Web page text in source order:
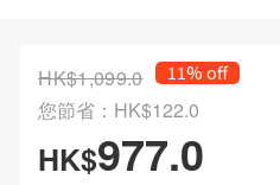
HK$1,099.0 11% off
您節省：HK$122.0
HK$977.0